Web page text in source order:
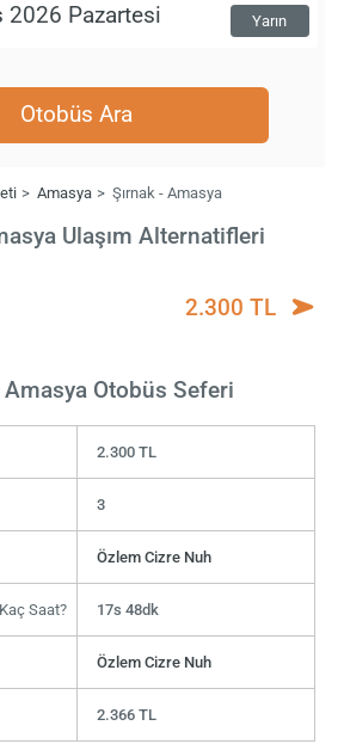
Yarın
Otobüs Ara
Amasya Şırnak - Amasya
Ulaşım Alternatifleri
2.300 TL
Amasya Otobüs Seferi
2.300 TL
3
Özlem Cizre Nuh
Saat? 17s 48dk
Özlem Cizre Nuh
2.366 TL